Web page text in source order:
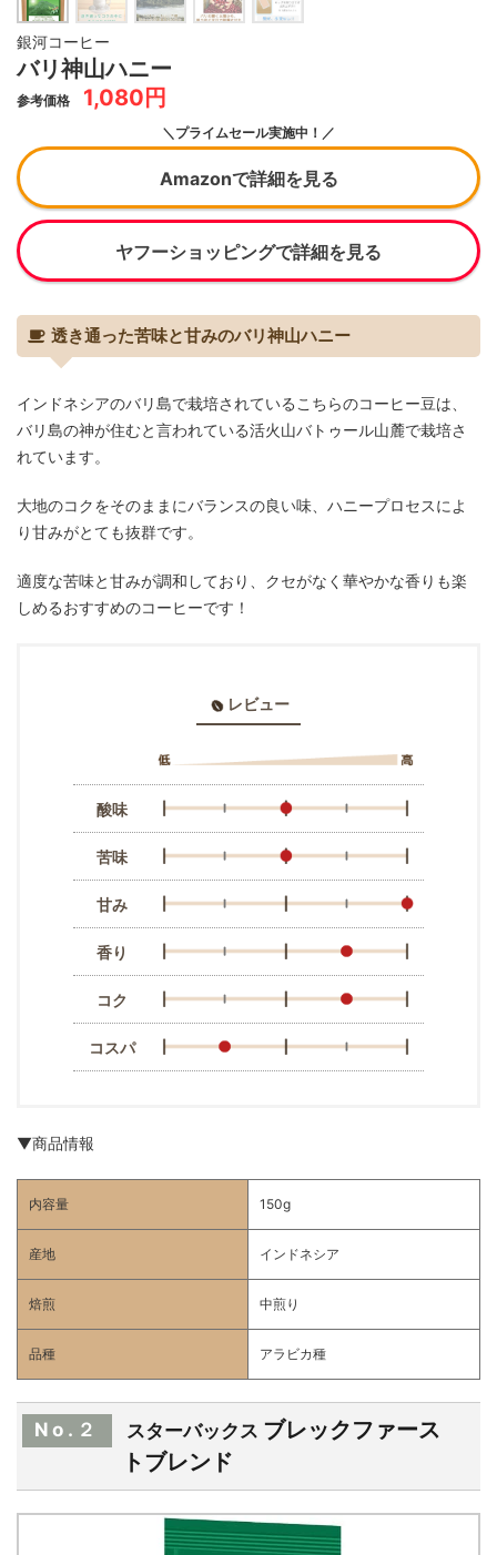
銀河コーヒー
バリ神山ハニー
参考価格 1,080円
＼プライムセール実施中！／
Amazonで詳細を見る
ヤフーショッピングで詳細を見る
透き通った苦味と甘みのバリ神山ハニー
インドネシアのバリ島で栽培されているこちらのコーヒー豆は、
バリ島の神が住むと言われている活火山バトゥール山麓で栽培さ
れています。
大地のコクをそのままにバランスの良い味、ハニープロセスによ
り甘みがとても抜群です。
適度な苦味と甘みが調和しており、クセがなく華やかな香りも楽
しめるおすすめのコーヒーです！
レビュー
酸味
苦味
甘み
香り
コク
コスパ
▼商品情報
内容量 150g
産地 インドネシア
焙煎 中煎り
品種 アラビカ種
No.２ スターバックス ブレックファース
トブレンド